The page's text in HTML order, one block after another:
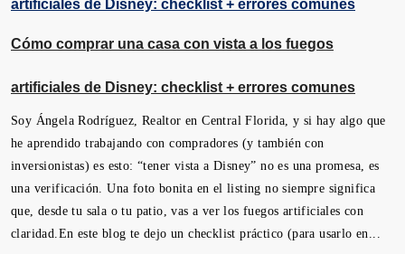
Cómo comprar una casa con vista a los fuegos
artificiales de Disney: checklist + errores comunes
Soy Ángela Rodríguez, Realtor en Central Florida, y si hay algo que
he aprendido trabajando con compradores (y también con
inversionistas) es esto: “tener vista a Disney” no es una promesa, es
una verificación. Una foto bonita en el listing no siempre significa
que, desde tu sala o tu patio, vas a ver los fuegos artificiales con
claridad.En este blog te dejo un checklist práctico (para usarlo en...